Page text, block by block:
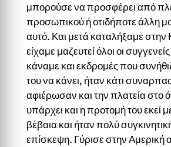
μπορούσε να προσφέρει από
προσωπικού ή οτιδήποτε άλλη
αυτό. Και μετά καταλήξαμε
είχαμε μαζευτεί όλοι οι συγγενείς
κάναμε και εκδρομές που
του να κάνει, ήταν κάτι
αφιέρωσαν και την πλατεία στο
υπάρχει και η προτομή του εκεί
βέβαια και ήταν πολύ
επίσκεψη. Γύρισε στην Αμερική